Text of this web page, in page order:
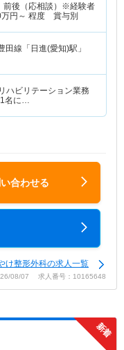
前後（応相談）※経験者
万円～ 程度 賞与別
田線「日進(愛知)駅」
ハビリテーション業務
名に…
合わせる
け整形外科の求人一覧
08/07 求人番号：10165648